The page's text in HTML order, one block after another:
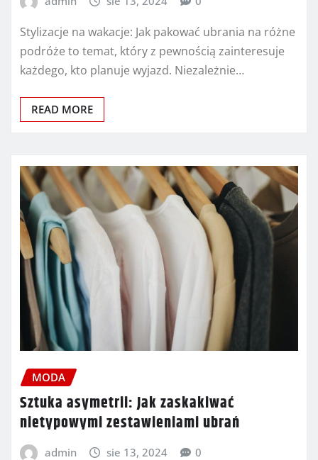
Stylizacje na wakacje: Jak pakować ubrania na różne
podróże to temat, który z pewnością zainteresuje
każdego, kto planuje wyjazd. Niezależnie…
READ MORE
MODA
Sztuka asymetrii: Jak zaskakiwać
nietypowymi zestawieniami ubrań
admin sie 13, 2024 0